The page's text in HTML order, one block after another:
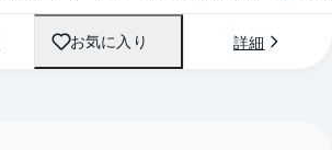
お気に入り 詳細